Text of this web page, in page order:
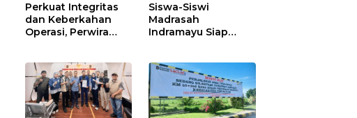
Perkuat Integritas
dan Keberkahan
Operasi, Perwira
Siswa-Siswi
Madrasah
Indramayu Siap
Provinsi 2026